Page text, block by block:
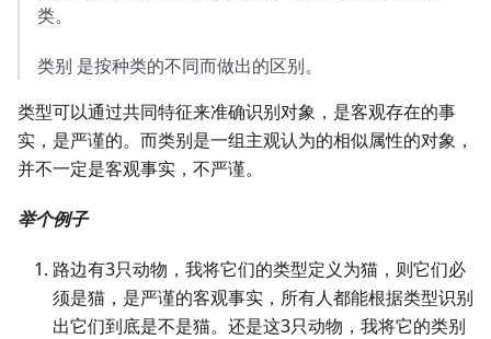
类。
类别 是按种类的不同而做出的区别。
类型可以通过共同特征来准确识别对象，是客观存在的事
实，是严谨的。而类别是一组主观认为的相似属性的对象，
并不一定是客观事实，不严谨。
举个例子
路边有3只动物，我将它们的类型定义为猫，则它们必
须是猫，是严谨的客观事实，所有人都能根据类型识别
出它们到底是不是猫。还是这3只动物，我将它的类别